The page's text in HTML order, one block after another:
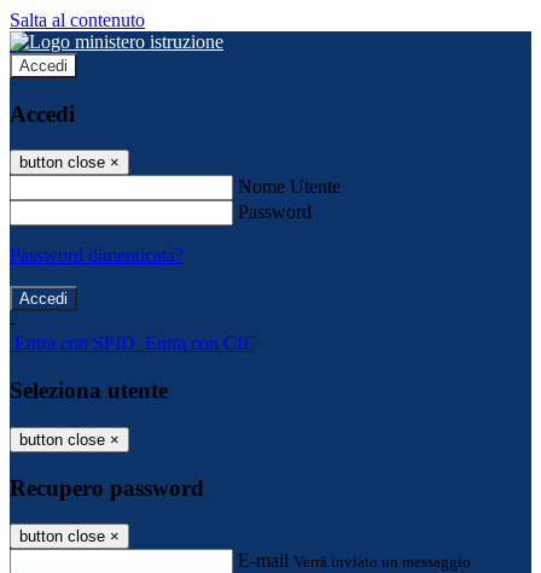
Salta al contenuto
Accedi
Accedi
button close ×
Nome Utente
Password
Password dimenticata?
-
Entra con SPID Entra con CIE
Seleziona utente
button close ×
Recupero password
button close ×
E-mail Verrà inviato un messaggio